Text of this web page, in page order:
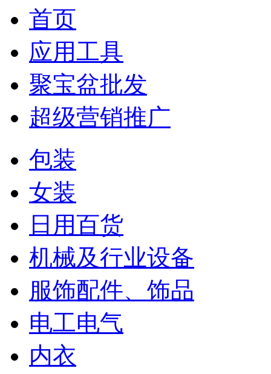
首页
应用工具
聚宝盆批发
超级营销推广
包装
女装
日用百货
机械及行业设备
服饰配件、饰品
电工电气
内衣